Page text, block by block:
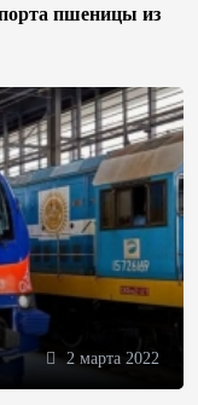
пшеницы из
2 марта 2022